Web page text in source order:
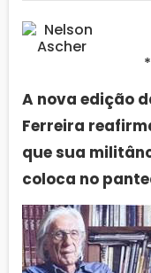
A nova edição
Ferreira
que sua
coloca no